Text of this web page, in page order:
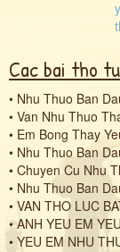
Cac bai tho
• Nhu Thuo Ban
• Van Nhu Thuo
• Em Bong Thay
• Nhu Thuo Ban
• Chuyen Cu Nhu
• Nhu Thuo Ban
• VAN THO LUC
•ANH YEU EM
• YEU EM NHU